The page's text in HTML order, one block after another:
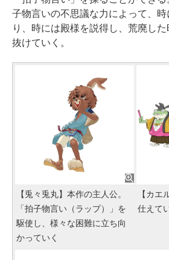
子物言いの不思議な力によって、
り、時には殿様を説得し、荒廃し
抜けていく。
【兎々兎丸】本作の主人公。
「拍子物言い（ラップ）」を
駆使し、様々な困難に立ち向
かっていく
【カエ
仕えて